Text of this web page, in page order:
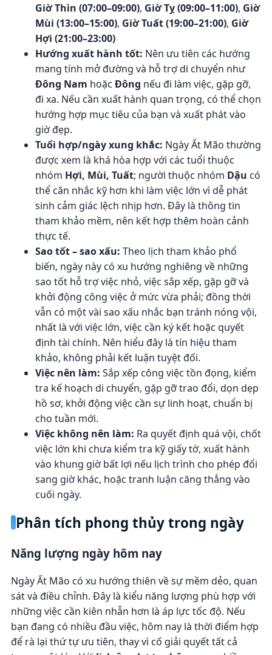
Giờ Thìn (07:00–09:00), Giờ Tỵ (09:00–11:00), Giờ
Mùi (13:00–15:00), Giờ Tuất (19:00–21:00), Giờ
Hợi (21:00–23:00)
Hướng xuất hành tốt: Nên ưu tiên các hướng
mang tính mở đường và hỗ trợ di chuyển như
Đông Nam hoặc Đông nếu đi làm việc, gặp gỡ,
đi xa. Nếu cần xuất hành quan trọng, có thể chọn
hướng hợp mục tiêu của bạn và xuất phát vào
giờ đẹp.
Tuổi hợp/ngày xung khắc: Ngày Ất Mão thường
được xem là khá hòa hợp với các tuổi thuộc
nhóm Hợi, Mùi, Tuất; người thuộc nhóm Dậu có
thể cân nhắc kỹ hơn khi làm việc lớn vì dễ phát
sinh cảm giác lệch nhịp hơn. Đây là thông tin
tham khảo mềm, nên kết hợp thêm hoàn cảnh
thực tế.
Sao tốt – sao xấu: Theo lịch tham khảo phổ
biến, ngày này có xu hướng nghiêng về những
sao tốt hỗ trợ việc nhỏ, việc sắp xếp, gặp gỡ và
khởi động công việc ở mức vừa phải; đồng thời
vẫn có một vài sao xấu nhắc bạn tránh nóng vội,
nhất là với việc lớn, việc cần ký kết hoặc quyết
định tài chính. Nên hiểu đây là tín hiệu tham
khảo, không phải kết luận tuyệt đối.
Việc nên làm: Sắp xếp công việc tồn đọng, kiểm
tra kế hoạch di chuyển, gặp gỡ trao đổi, dọn dẹp
hồ sơ, khởi động việc cần sự linh hoạt, chuẩn bị
cho tuần mới.
Việc không nên làm: Ra quyết định quá vội, chốt
việc lớn khi chưa kiểm tra kỹ giấy tờ, xuất hành
vào khung giờ bất lợi nếu lịch trình cho phép đổi
sang giờ khác, hoặc tranh luận căng thẳng vào
cuối ngày.
Phân tích phong thủy trong ngày
Năng lượng ngày hôm nay
Ngày Ất Mão có xu hướng thiên về sự mềm dẻo, quan
sát và điều chỉnh. Đây là kiểu năng lượng phù hợp với
những việc cần kiên nhẫn hơn là áp lực tốc độ. Nếu
bạn đang có nhiều đầu việc, hôm nay là thời điểm hợp
để rà lại thứ tự ưu tiên, thay vì cố giải quyết tất cả